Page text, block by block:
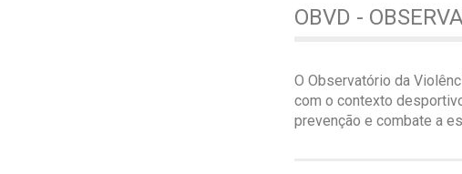
OBVD -
O Observatório da
com o contexto
prevenção e combate a